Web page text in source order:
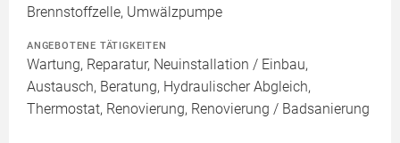
Brennstoffzelle, Umwälzpumpe
ANGEBOTENE TÄTIGKEITEN
Wartung, Reparatur, Neuinstallation / Einbau,
Austausch, Beratung, Hydraulischer Abgleich,
Thermostat, Renovierung, Renovierung / Badsanierung